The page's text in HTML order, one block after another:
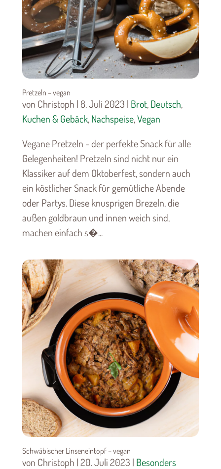
Pretzeln – vegan
von Christoph | 8. Juli 2023 | Brot,Deutsch,
Kuchen & Gebäck,Nachspeise,Vegan
Vegane Pretzeln - der perfekte Snack für alle
Gelegenheiten! Pretzeln sind nicht nur ein
Klassiker auf dem Oktoberfest, sondern auch
ein köstlicher Snack für gemütliche Abende
oder Partys. Diese knusprigen Brezeln, die
außen goldbraun und innen weich sind,
machen einfach s�...
Schwäbischer Linseneintopf – vegan
von Christoph | 20. Juli 2023 | Besonders